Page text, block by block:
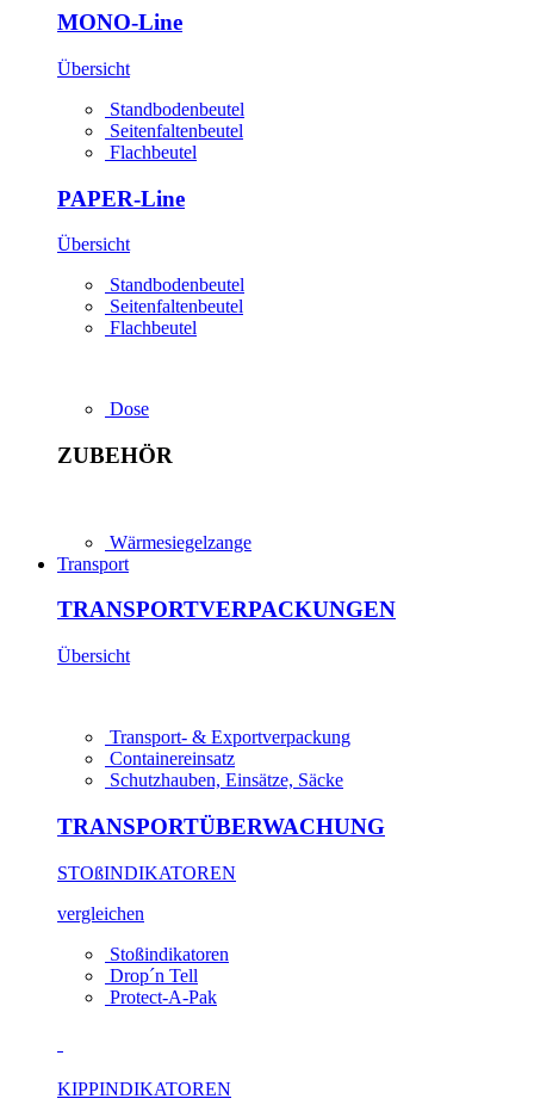
MONO-Line
Übersicht
Standbodenbeutel
Seitenfaltenbeutel
Flachbeutel
PAPER-Line
Übersicht
Standbodenbeutel
Seitenfaltenbeutel
Flachbeutel
Dose
ZUBEHÖR
Wärmesiegelzange
Transport
TRANSPORT­VERPACKUNGEN
Übersicht
Transport- & Exportverpackung
Containereinsatz
Schutzhauben, Einsätze, Säcke
TRANSPORTÜBERWACHUNG
STOß­INDIKATOREN
vergleichen
Stoßindikatoren
Drop´n Tell
Protect-A-Pak
KIPP­INDIKATOREN